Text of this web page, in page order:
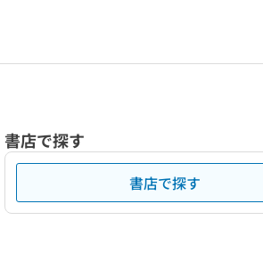
書店で探す
書店で探す